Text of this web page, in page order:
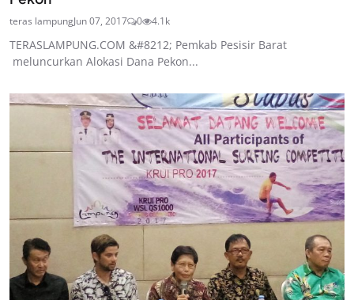
teras lampungJun 07, 2017 0 4.1k
TERASLAMPUNG.COM &#8212; Pemkab Pesisir Barat
meluncurkan Alokasi Dana Pekon...